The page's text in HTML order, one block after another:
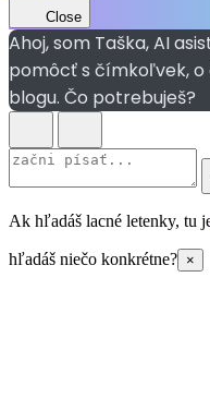
Close
Ahoj, som Taška, AI
pomôcť s čímkoľvek, o
blogu. Čo potrebuješ?
Ak hľadáš lacné letenky, tu
hľadáš niečo konkrétne? ×